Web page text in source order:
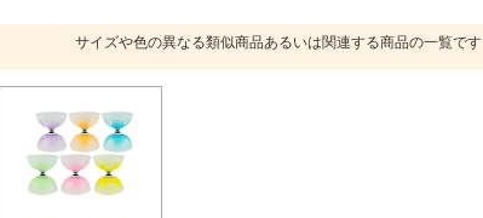
サイズや色の異なる類似商品あるいは関連する商品の一覧です